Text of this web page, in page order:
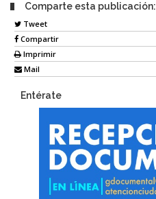
Comparte esta publicación:
Tweet
Compartir
Imprimir
Mail
Entérate